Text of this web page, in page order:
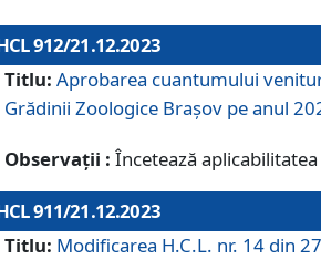
912/21.12.2023
Titlu: Aprobarea cuantumului
Grădinii Zoologice Braşov pe anul
Observații : Încetează
911/21.12.2023
Titlu: Modificarea H.C.L. nr. 14 din